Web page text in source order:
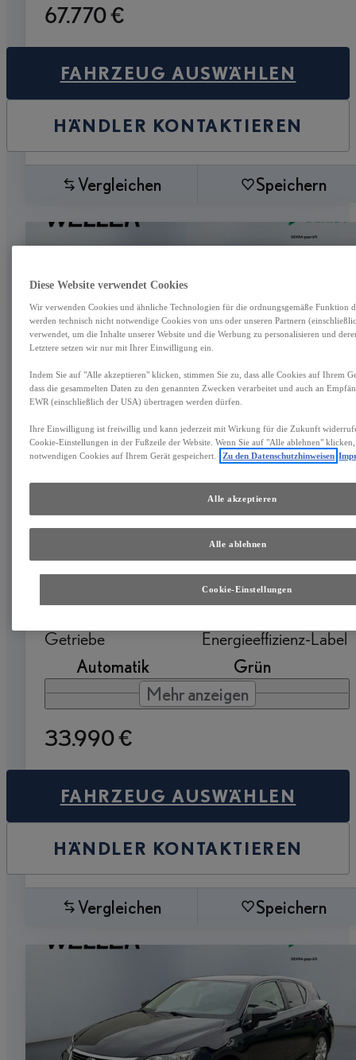
67.770 €
FAHRZEUG AUSWÄHLEN
HÄNDLER KONTAKTIEREN
Vergleichen Speichern
LEXUS UX
UX 250h F SPORT - Premium Paket
Osnabrück
Erstzulassung
07-2022
Kilometerstand
41.696 km
Getriebe
Automatik
Energieeffizienz-Label
Grün
Mehr anzeigen
33.990 €
FAHRZEUG AUSWÄHLEN
HÄNDLER KONTAKTIEREN
Vergleichen Speichern
Diese Website verwendet Cookies
Wir verwenden Cookies und ähnliche Technologien für die ordnungsgemäße Funktion
werden technisch nicht notwendige Cookies von uns oder unseren Partnern
verwendet, um die Inhalte unserer Website und die Werbung zu personalisieren und
Letztere setzen wir nur mit Ihrer Einwilligung ein.
Indem Sie auf "Alle akzeptieren" klicken, stimmen Sie zu, dass alle Cookies auf Ihrem
dass die gesammelten Daten zu den genannten Zwecken verarbeitet und auch an
EWR (einschließlich der USA) übertragen werden dürfen.
Ihre Einwilligung ist freiwillig und kann jederzeit mit Wirkung für die Zukunft
Cookie-Einstellungen in der Fußzeile der Website. Wenn Sie auf "Alle ablehnen"
notwendigen Cookies auf Ihrem Gerät gespeichert.
Zu den Datenschutzhinweisen
Cookie-Einstellungen
Alle ablehnen
Alle akzeptieren